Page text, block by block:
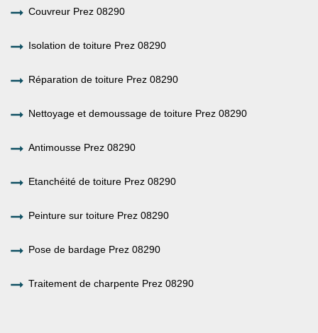
Couvreur Prez 08290
Isolation de toiture Prez 08290
Réparation de toiture Prez 08290
Nettoyage et demoussage de toiture Prez 08290
Antimousse Prez 08290
Etanchéité de toiture Prez 08290
Peinture sur toiture Prez 08290
Pose de bardage Prez 08290
Traitement de charpente Prez 08290